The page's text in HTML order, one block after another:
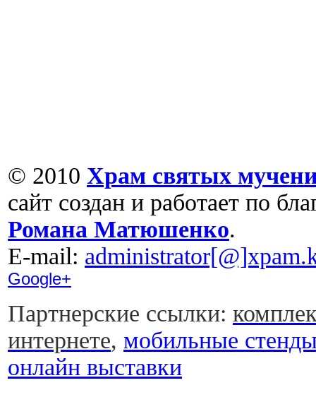
© 2010 Храм святых
сайт создан и работает по
Романа Матюшенко.
Е-mail:
Google+
Партнерские ссылки:
интернете, мобильные
онлайн выставки